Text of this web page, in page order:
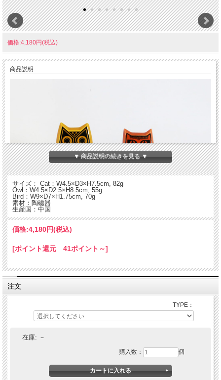
価格:4,180円(税込)
商品説明
ニュージーランド発のインテリアブランド"MAGPIE"が、イギリスヴィンテージと
して愛好家の多い"Hornsea"のアーカイブから復刻した、1960~70年代のレトロな
▼ 商品説明の続きを見る ▼
サイズ： Cat：W4.5×D3×H7.5cm, 82g
Owl：W4.5×D2.5×H8.5cm, 55g
Bird：W9×D7×H1.75cm, 70g
素材：陶磁器
生産国：中国
価格:4,180円(税込)
[ポイント還元 41ポイント～]
注文
TYPE：
在庫: －
購入数： 個